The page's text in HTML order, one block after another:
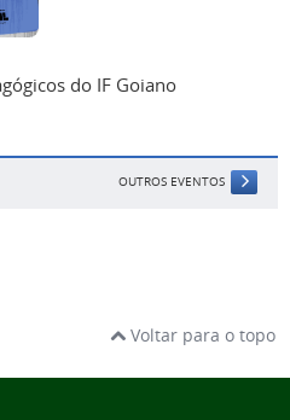
do IF Goiano
OUTROS EVENTOS
Voltar para o topo